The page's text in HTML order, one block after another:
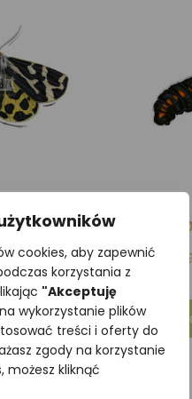
cookies, aby zapewnić
korzystania z
"Akceptuję
wykorzystanie plików
treści i oferty do
zgody na korzystanie
możesz kliknąć
(Arctia